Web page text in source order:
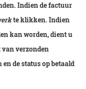
Indien de factuur
te klikken. Indien
kan worden, dient u
van verzonden
de status op betaald